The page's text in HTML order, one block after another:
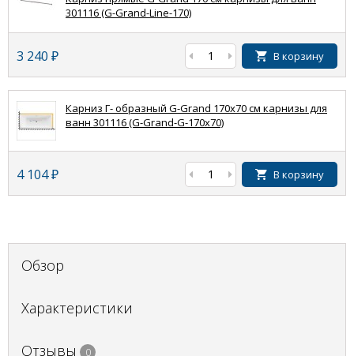
301116 (G-Grand-Line-170)
3 240 ₽ В корзину
Карниз Г- образный G-Grand 170x70 см карнизы для
ванн 301116 (G-Grand-G-170x70)
4 104₽ В корзину
Обзор
Характеристики
Отзывы 0